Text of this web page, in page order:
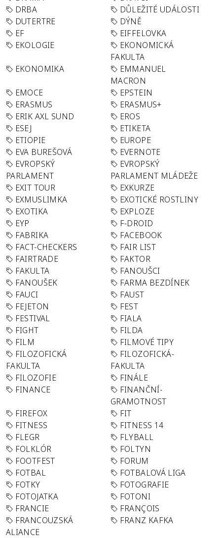
DRBA
DŮLEŽITÉ UDÁLOSTI
DUTERTRE
DÝNĚ
EF
EIFFELOVKA
EKOLOGIE
EKONOMICKÁ
FAKULTA
EKONOMIKA
EMMANUEL
MACRON
EMOCE
EPSTEIN
ERASMUS
ERASMUS+
ERIK AXL SUND
EROS
ESEJ
ETIKETA
ETIOPIE
EUROPE
EVA BUREŠOVÁ
EVERNOTE
EVROPSKÝ
PARLAMENT
EVROPSKÝ
PARLAMENT MLÁDEŽE
EXIT TOUR
EXKURZE
EXMUSLIMKA
EXOTICKÉ ROSTLINY
EXOTIKA
EXPLOZE
EYP
F-DROID
FABRIKA
FACEBOOK
FACT-CHECKERS
FAIR LIST
FAIRTRADE
FAKTOR
FAKULTA
FANOUŠCI
FANOUŠEK
FARMA BEZDÍNEK
FAUCI
FAUST
FEJETON
FEST
FESTIVAL
FIALA
FIGHT
FILDA
FILM
FILMOVÉ TIPY
FILOZOFICKÁ
FAKULTA
FILOZOFICKÁ-
FAKULTA
FILOZOFIE
FINÁLE
FINANCE
FINANČNÍ-
GRAMOTNOST
FIREFOX
FIT
FITNESS
FITNESS 14
FLEGR
FLYBALL
FOLKLÓR
FOLTYN
FOOTFEST
FORUM
FOTBAL
FOTBALOVÁ LIGA
FOTKY
FOTOGRAFIE
FOTOJATKA
FOTONI
FRANCIE
FRANÇOIS
FRANCOUZSKÁ
ALIANCE
FRANZ KAFKA